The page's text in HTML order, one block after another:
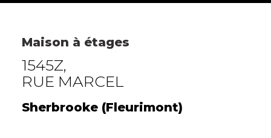
Maison à étages
1545Z,
RUE MARCEL
Sherbrooke (Fleurimont)